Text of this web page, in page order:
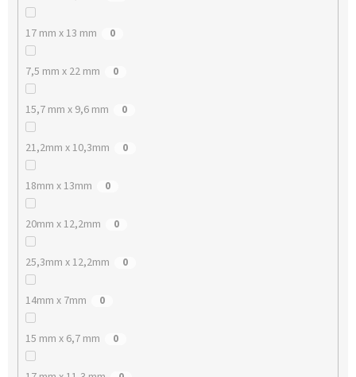
17 mm x 13 mm 0
7,5 mm x 22 mm 0
15,7 mm x 9,6 mm 0
21,2mm x 10,3mm 0
18mm x 13mm 0
20mm x 12,2mm 0
25,3mm x 12,2mm 0
14mm x 7mm 0
15 mm x 6,7 mm 0